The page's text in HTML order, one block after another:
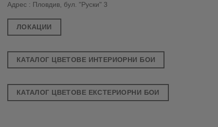
Адрес : Пловдив, бул. "Руски" 3
ЛОКАЦИИ
КАТАЛОГ ЦВЕТОВЕ ИНТЕРИОРНИ БОИ
КАТАЛОГ ЦВЕТОВЕ ЕКСТЕРИОРНИ БОИ